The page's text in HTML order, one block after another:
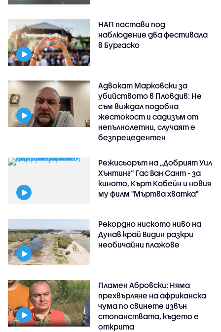
НАП постави под
наблюдение два фестивала
в Бургаско
Адвокат Марковски за
убийството в Пловдив: Не
съм виждал подобна
жестокост и садизъм от
непълнолетни, случаят е
безпрецедентен
Режисьорът на „Добрият Уил
Хънтинг“ Гас Ван Сант - за
киното, Кърт Кобейн и новия
му филм "Мъртва хватка"
Рекордно ниското ниво на
Дунав край Видин разкри
необичайни плажове
Пламен Абровски: Няма
прехвърляне на африканска
чума по свинете извън
стопанствата, където е
открита